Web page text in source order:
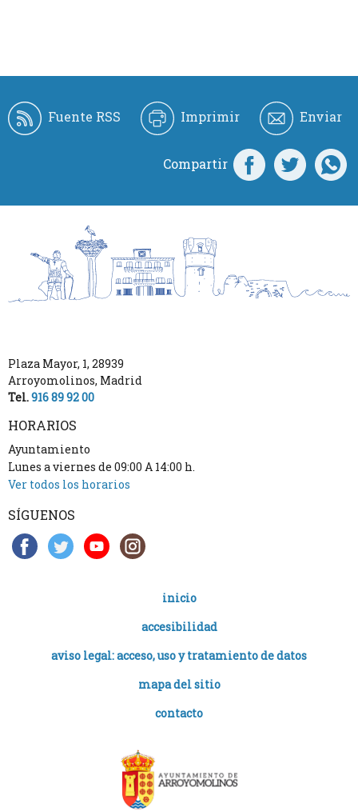
Fuente RSS Imprimir Enviar
Compartir
Plaza Mayor, 1, 28939
Arroyomolinos, Madrid
Tel.916 89 92 00
HORARIOS
Ayuntamiento
Lunes a viernes de 09:00 A 14:00 h.
Ver todos los horarios
SÍGUENOS
inicio
accesibilidad
aviso legal: acceso, uso y tratamiento de datos
mapa del sitio
contacto